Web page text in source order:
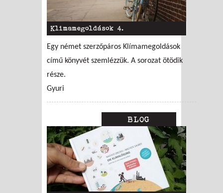
Klimamegoldások 4.
Egy német szerzőpáros Klímamegoldások
című könyvét szemlézzük. A sorozat ötödik
része.
Gyuri
BLOG